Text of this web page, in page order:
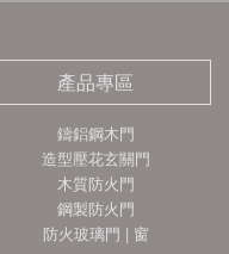
產品專區
鑄鋁鋼木門
造型壓花玄關門
木質防火門
鋼製防火門
防火玻璃門 | 窗